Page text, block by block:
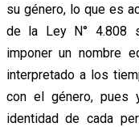
su género, lo que es
de la Ley N° 4.808
imponer un nombre
interpretado a los
con el género, pues
identidad de cada